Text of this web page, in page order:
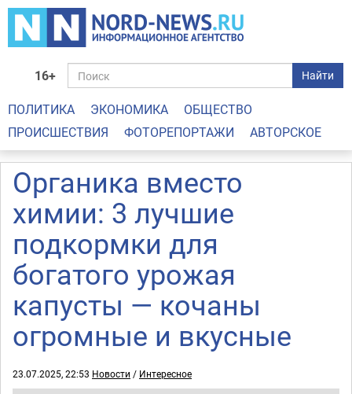
16+ Найти
ПОЛИТИКА ЭКОНОМИКА
ОБЩЕСТВО
ПРОИСШЕСТВИЯ
ФОТОРЕПОРТАЖИ АВТОРСКОЕ
Органика вместо
химии: 3 лучшие
подкормки для
богатого урожая
капусты — кочаны
огромные и вкусные
23.07.2025, 22:53 Новости / Интересное